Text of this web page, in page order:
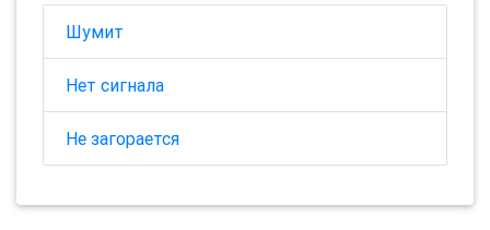
Шумит
Нет сигнала
Не загорается